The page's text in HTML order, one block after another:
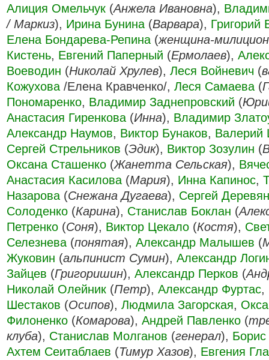
Алиция Омельчук (Анжела Ивановна),
/ Маркиз), Ирина Бунина (Варвара), Григорий
Елена Бондарева-Репина (женщина-
Кистень, Евгений Паперный (Ермолаев),
Воеводин (Николай Хрулев), Леся Войневич (
Кожухова /Елена Кравченко/, Леся Самаева (
Пономаренко, Владимир Заднепровский (
Анастасия Гиренкова (Инна), Владимир
Александр Наумов, Виктор Бунаков, Валерий
Сергей Стрельников (Эдик), Виктор Зозулин (
Оксана Сташенко (Жанетта Сельская),
Анастасия Касилова (Мария), Инна Капинос,
Назарова (Снежана Дугаева), Сергей
Солоденко (Карина), Станислав Боклан (
Петренко (Соня), Виктор Цекало (Костя),
Селезнева (понятая), Александр Малышев (
Жуковин (альпинист Сумин), Александр
Зайцев (Григоришин), Александр Перков (
Николай Олейник (Петр), Александр Фуртас,
Шестаков (Осипов), Людмила Загорская,
Филоненко (Комарова), Андрей Павленко (
клуба), Станислав Молганов (генерал), Борис
Ахтем Сеитаблаев (Тимур Хазов), Евгения